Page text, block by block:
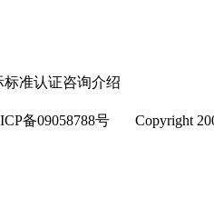
准认证咨询介绍
备09058788号 Copyright